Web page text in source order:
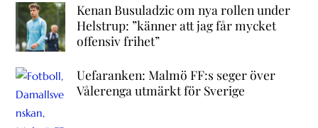
Kenan Busuladzic om nya rollen under
Helstrup: ”känner att jag får mycket
offensiv frihet”
Uefaranken: Malmö FF:s seger över
Vålerenga utmärkt för Sverige